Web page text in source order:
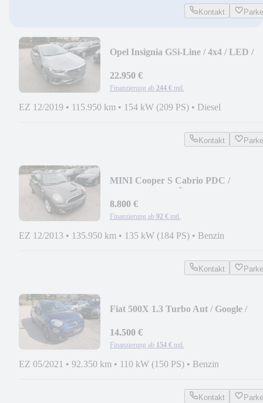
Kontakt
Opel Insignia GSi-Line / 4x4 / LED /
22.950 €
Finanzierung ab 244 € mtl.
EZ 12/2019 • 115.950 km • 154 kW (209 PS) • Diesel
Kontakt
MINI Cooper S Cabrio PDC /
8.800 €
Finanzierung ab 92 € mtl.
EZ 12/2013 • 135.950 km • 135 kW (184 PS) • Benzin
Kontakt
Fiat 500X 1.3 Turbo Aut / Google /
14.500 €
Finanzierung ab 154 € mtl.
EZ 05/2021 • 92.350 km • 110 kW (150 PS) • Benzin
Kontakt